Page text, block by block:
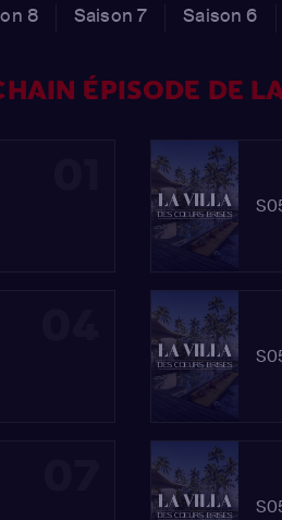
8 Saison 7 Saison 6
ÉPISODE DE